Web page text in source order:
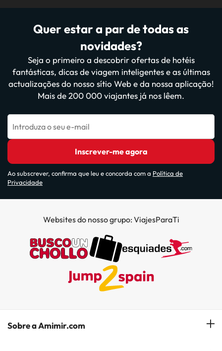
Quer estar a par de todas as
novidades?
Seja o primeiro a descobrir ofertas de hotéis
fantásticas, dicas de viagem inteligentes e as últimas
actualizações do nosso sítio Web e da nossa aplicação!
Mais de 200 000 viajantes já nos lêem.
Introduza o seu e-mail
Inscrever-me agora
Ao subscrever, confirma que leu e concorda com a Política de
Privacidade
Websites do nosso grupo: ViajesParaTi
Sobre a Amimir.com